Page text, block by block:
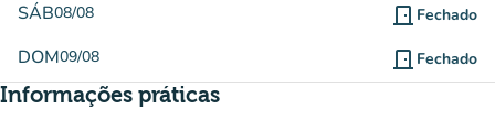
SÁB08/08 door_front Fechado
DOM09/08 door_front Fechado
Informações práticas